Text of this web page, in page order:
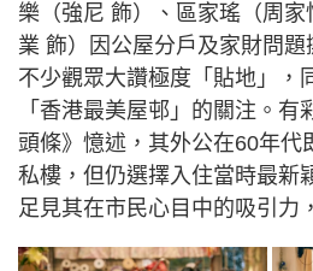
樂（強尼 飾）、區家瑤（周
業 飾）因公屋分戶及家財問
不少觀眾大讚極度「貼地」，
「香港最美屋邨」的關注。
頭條》憶述，其外公在60年代
私樓，但仍選擇入住當時最新
足見其在市民心目中的吸引力